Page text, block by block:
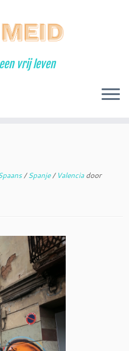
vrij leven
/Spanje/ Valenciadoor